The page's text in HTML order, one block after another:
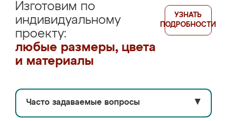
Изготовим по
индивидуальному
проекту:
любые размеры, цвета
и материалы
УЗНАТЬ
ПОДРОБНОСТИ
Часто задаваемые вопросы ▼